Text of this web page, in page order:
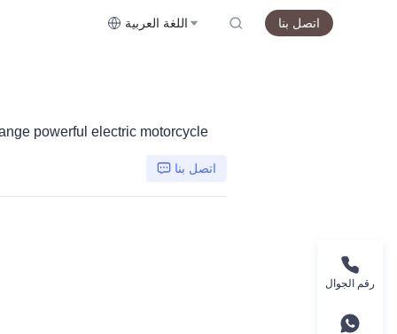
اللغة العربية اتصل بنا
powerful electric motorcycle
اتصل بنا
رقم الجوال